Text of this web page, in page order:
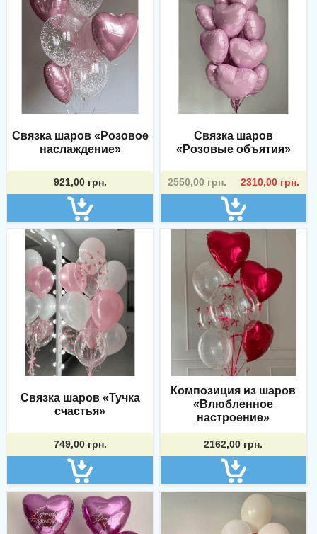
Связка шаров «Розовое
наслаждение»
921,00 грн.
Связка шаров
«Розовые объятия»
2550,00грн.
Первоначальная
составляла
2550,00 грн..
2310,00 грн.
Текущая
2310,00 грн..
Связка шаров «Тучка
счастья»
749,00 грн.
Композиция из шаров
«Влюбленное
настроение»
2162,00 грн.